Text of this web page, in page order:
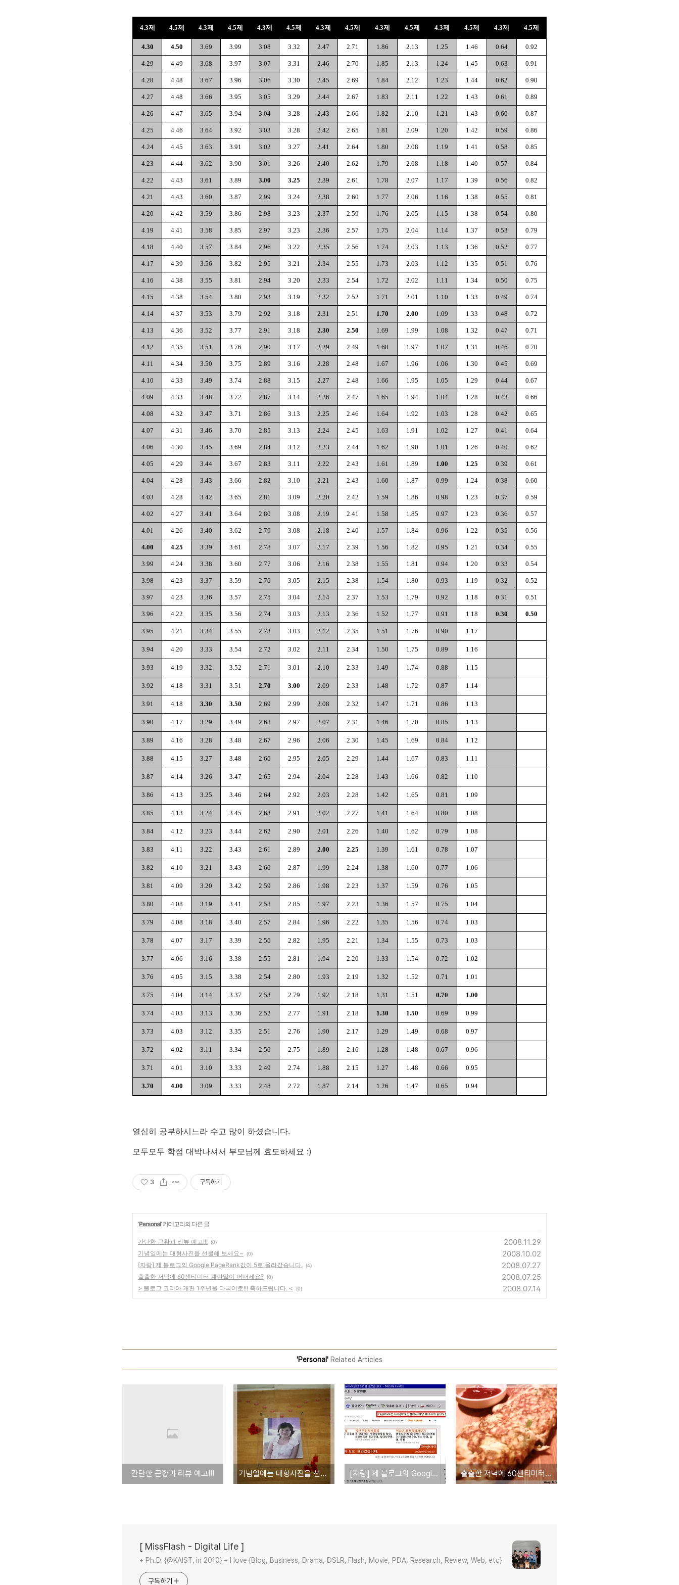
4.3제 4.5제 4.3제 4.5제 4.3제 4.5제 4.3제 4.5제 4.3제 4.5제 4.3제 4.5제 4.3제 4.5제
4.30 4.50 3.69 3.99 3.08 3.32 2.47 2.71 1.86 2.13 1.25 1.46 0.64 0.92
4.29 4.49 3.68 3.97 3.07 3.31 2.46 2.70 1.85 2.13 1.24 1.45 0.63 0.91
4.28 4.48 3.67 3.96 3.06 3.30 2.45 2.69 1.84 2.12 1.23 1.44 0.62 0.90
4.27 4.48 3.66 3.95 3.05 3.29 2.44 2.67 1.83 2.11 1.22 1.43 0.61 0.89
4.26 4.47 3.65 3.94 3.04 3.28 2.43 2.66 1.82 2.10 1.21 1.43 0.60 0.87
4.25 4.46 3.64 3.92 3.03 3.28 2.42 2.65 1.81 2.09 1.20 1.42 0.59 0.86
4.24 4.45 3.63 3.91 3.02 3.27 2.41 2.64 1.80 2.08 1.19 1.41 0.58 0.85
4.23 4.44 3.62 3.90 3.01 3.26 2.40 2.62 1.79 2.08 1.18 1.40 0.57 0.84
4.22 4.43 3.61 3.89 3.00 3.25 2.39 2.61 1.78 2.07 1.17 1.39 0.56 0.82
4.21 4.43 3.60 3.87 2.99 3.24 2.38 2.60 1.77 2.06 1.16 1.38 0.55 0.81
4.20 4.42 3.59 3.86 2.98 3.23 2.37 2.59 1.76 2.05 1.15 1.38 0.54 0.80
4.19 4.41 3.58 3.85 2.97 3.23 2.36 2.57 1.75 2.04 1.14 1.37 0.53 0.79
4.18 4.40 3.57 3.84 2.96 3.22 2.35 2.56 1.74 2.03 1.13 1.36 0.52 0.77
4.17 4.39 3.56 3.82 2.95 3.21 2.34 2.55 1.73 2.03 1.12 1.35 0.51 0.76
4.16 4.38 3.55 3.81 2.94 3.20 2.33 2.54 1.72 2.02 1.11 1.34 0.50 0.75
4.15 4.38 3.54 3.80 2.93 3.19 2.32 2.52 1.71 2.01 1.10 1.33 0.49 0.74
4.14 4.37 3.53 3.79 2.92 3.18 2.31 2.51 1.70 2.00 1.09 1.33 0.48 0.72
4.13 4.36 3.52 3.77 2.91 3.18 2.30 2.50 1.69 1.99 1.08 1.32 0.47 0.71
4.12 4.35 3.51 3.76 2.90 3.17 2.29 2.49 1.68 1.97 1.07 1.31 0.46 0.70
4.11 4.34 3.50 3.75 2.89 3.16 2.28 2.48 1.67 1.96 1.06 1.30 0.45 0.69
4.10 4.33 3.49 3.74 2.88 3.15 2.27 2.48 1.66 1.95 1.05 1.29 0.44 0.67
4.09 4.33 3.48 3.72 2.87 3.14 2.26 2.47 1.65 1.94 1.04 1.28 0.43 0.66
4.08 4.32 3.47 3.71 2.86 3.13 2.25 2.46 1.64 1.92 1.03 1.28 0.42 0.65
4.07 4.31 3.46 3.70 2.85 3.13 2.24 2.45 1.63 1.91 1.02 1.27 0.41 0.64
4.06 4.30 3.45 3.69 2.84 3.12 2.23 2.44 1.62 1.90 1.01 1.26 0.40 0.62
4.05 4.29 3.44 3.67 2.83 3.11 2.22 2.43 1.61 1.89 1.00 1.25 0.39 0.61
4.04 4.28 3.43 3.66 2.82 3.10 2.21 2.43 1.60 1.87 0.99 1.24 0.38 0.60
4.03 4.28 3.42 3.65 2.81 3.09 2.20 2.42 1.59 1.86 0.98 1.23 0.37 0.59
4.02 4.27 3.41 3.64 2.80 3.08 2.19 2.41 1.58 1.85 0.97 1.23 0.36 0.57
4.01 4.26 3.40 3.62 2.79 3.08 2.18 2.40 1.57 1.84 0.96 1.22 0.35 0.56
4.00 4.25 3.39 3.61 2.78 3.07 2.17 2.39 1.56 1.82 0.95 1.21 0.34 0.55
3.99 4.24 3.38 3.60 2.77 3.06 2.16 2.38 1.55 1.81 0.94 1.20 0.33 0.54
3.98 4.23 3.37 3.59 2.76 3.05 2.15 2.38 1.54 1.80 0.93 1.19 0.32 0.52
3.97 4.23 3.36 3.57 2.75 3.04 2.14 2.37 1.53 1.79 0.92 1.18 0.31 0.51
3.96 4.22 3.35 3.56 2.74 3.03 2.13 2.36 1.52 1.77 0.91 1.18 0.30 0.50
3.95 4.21 3.34 3.55 2.73 3.03 2.12 2.35 1.51 1.76 0.90 1.17
3.94 4.20 3.33 3.54 2.72 3.02 2.11 2.34 1.50 1.75 0.89 1.16
3.93 4.19 3.32 3.52 2.71 3.01 2.10 2.33 1.49 1.74 0.88 1.15
3.92 4.18 3.31 3.51 2.70 3.00 2.09 2.33 1.48 1.72 0.87 1.14
3.91 4.18 3.30 3.50 2.69 2.99 2.08 2.32 1.47 1.71 0.86 1.13
3.90 4.17 3.29 3.49 2.68 2.97 2.07 2.31 1.46 1.70 0.85 1.13
3.89 4.16 3.28 3.48 2.67 2.96 2.06 2.30 1.45 1.69 0.84 1.12
3.88 4.15 3.27 3.48 2.66 2.95 2.05 2.29 1.44 1.67 0.83 1.11
3.87 4.14 3.26 3.47 2.65 2.94 2.04 2.28 1.43 1.66 0.82 1.10
3.86 4.13 3.25 3.46 2.64 2.92 2.03 2.28 1.42 1.65 0.81 1.09
3.85 4.13 3.24 3.45 2.63 2.91 2.02 2.27 1.41 1.64 0.80 1.08
3.84 4.12 3.23 3.44 2.62 2.90 2.01 2.26 1.40 1.62 0.79 1.08
3.83 4.11 3.22 3.43 2.61 2.89 2.00 2.25 1.39 1.61 0.78 1.07
3.82 4.10 3.21 3.43 2.60 2.87 1.99 2.24 1.38 1.60 0.77 1.06
3.81 4.09 3.20 3.42 2.59 2.86 1.98 2.23 1.37 1.59 0.76 1.05
3.80 4.08 3.19 3.41 2.58 2.85 1.97 2.23 1.36 1.57 0.75 1.04
3.79 4.08 3.18 3.40 2.57 2.84 1.96 2.22 1.35 1.56 0.74 1.03
3.78 4.07 3.17 3.39 2.56 2.82 1.95 2.21 1.34 1.55 0.73 1.03
3.77 4.06 3.16 3.38 2.55 2.81 1.94 2.20 1.33 1.54 0.72 1.02
3.76 4.05 3.15 3.38 2.54 2.80 1.93 2.19 1.32 1.52 0.71 1.01
3.75 4.04 3.14 3.37 2.53 2.79 1.92 2.18 1.31 1.51 0.70 1.00
3.74 4.03 3.13 3.36 2.52 2.77 1.91 2.18 1.30 1.50 0.69 0.99
3.73 4.03 3.12 3.35 2.51 2.76 1.90 2.17 1.29 1.49 0.68 0.97
3.72 4.02 3.11 3.34 2.50 2.75 1.89 2.16 1.28 1.48 0.67 0.96
3.71 4.01 3.10 3.33 2.49 2.74 1.88 2.15 1.27 1.48 0.66 0.95
3.70 4.00 3.09 3.33 2.48 2.72 1.87 2.14 1.26 1.47 0.65 0.94
열심히 공부하시느라 수고 많이 하셨습니다.
모두모두 학점 대박나셔서 부모님께 효도하세요 :)
3 구독하기
'Personal' 카테고리의 다른 글
간단한 근황과 리뷰 예고!!! (0) 2008.11.29
기념일에는 대형사진을 선물해 보세요~ (0) 2008.10.02
[자랑] 제 블로그의 Google PageRank값이 5로 올라갔습니다. (4) 2008.07.27
출출한 저녁에 60센티미터 계란말이 어떠세요? (0) 2008.07.25
> 블로그 코리아 개편 1주년을 다국어로!!! 축하드립니다. < (0) 2008.07.14
'Personal' Related Articles
간단한 근황과 리뷰 예고!!! 기념일에는 대형사진을 선물해 보세요~ [자랑] 제 블로그의 Google PageRank값이 5로 올라갔습니다. 출출한 저녁에 60센티미터 계란말이 어떠세요?
[ MissFlash - Digital Life ]
+ Ph.D. {@KAIST, in 2010} + I love {Blog, Business, Drama, DSLR, Flash, Movie, PDA, Research, Review, Web, etc}
구독하기